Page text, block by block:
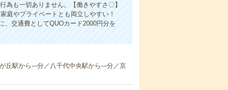
為も一切ありません。【働きやすさ〇】
庭やプライベートとも両立しやすい！
、交通費としてQUOカード2000円分を
丘駅から---分／八千代中央駅から---分／京